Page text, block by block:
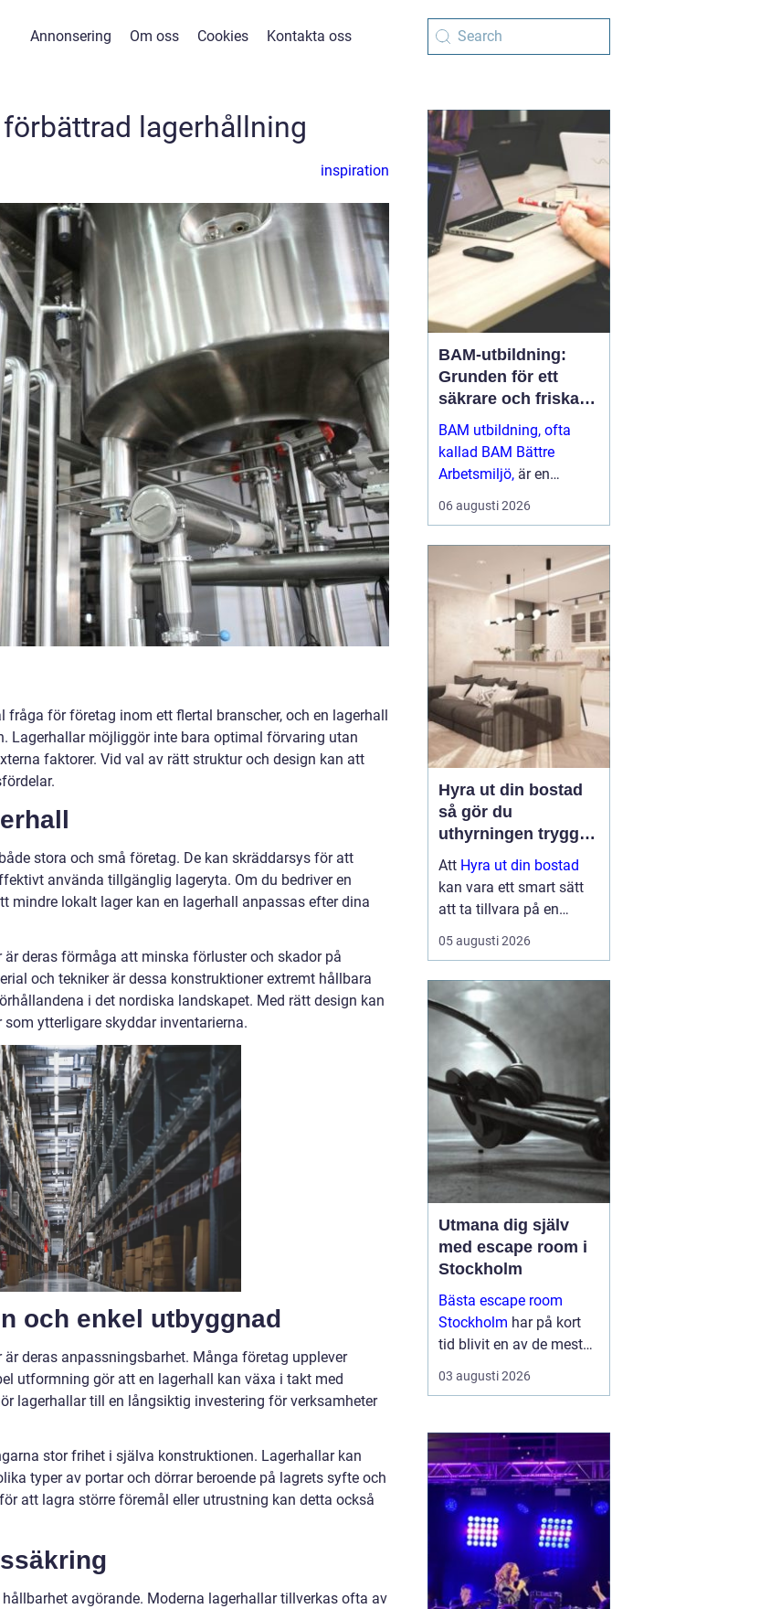
Annonsering Om oss Cookies Kontakta oss
lagerhållning
inspiration
för företag inom ett flertal branscher, och en lagerhall
Lagerhallar möjliggör inte bara optimal förvaring utan
faktorer. Vid val av rätt struktur och design kan att
stora och små företag. De kan skräddarsys för att
använda tillgänglig lageryta. Om du bedriver en
mindre lokalt lager kan en lagerhall anpassas efter dina
deras förmåga att minska förluster och skador på
och tekniker är dessa konstruktioner extremt hållbara
i det nordiska landskapet. Med rätt design kan
ytterligare skyddar inventarierna.
och enkel utbyggnad
deras anpassningsbarhet. Många företag upplever
utformning gör att en lagerhall kan växa i takt med
lagerhallar till en långsiktig investering för verksamheter
stor frihet i själva konstruktionen. Lagerhallar kan
typer av portar och dörrar beroende på lagrets syfte och
att lagra större föremål eller utrustning kan detta också
avgörande. Moderna lagerhallar tillverkas ofta av
BAM-utbildning:
Grunden för ett
säkrare och friskare
arbetsliv
BAM utbildning, ofta
kallad BAM Bättre
Arbetsmiljö, är en
grundkurs som ger
chefer, skyddsombud
nyckelpersoner verkt...
06 augusti 2026
Hyra ut din bostad
så gör du
uthyrningen trygg,
lönsam och smidig
Att Hyra ut din bostad
kan vara ett smart sätt
att ta tillvara på en
lägenhet eller villa som
står tom, till exempel
utlandsuppdrag, vid
samboskap eller medan
en ny bostad test...
05 augusti 2026
Utmana dig själv
med escape room i
Stockholm
Bästa escape room
Stockholm har på kort
tid blivit en av de mest
omtyckta aktiviteterna
för vänner, familjer och
något annor...
03 augusti 2026